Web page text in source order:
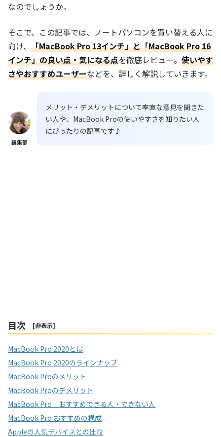
なのでしょうか。
そこで、この記事では、ノートパソコンを買い替える人に
向け、 「MacBook Pro 13インチ」と「MacBook Pro 16
インチ」の良い点・気になる点を徹底レビュー。 使いやす
さやおすすめユーザーなどを、詳しく解説していきます。
編集部
メリット・デメリットについて率直な意見を聞きた
い人や、MacBook Proの使いやすさを知りたい人
にぴったりの記事です♪
目次 [非表示]
MacBook Pro 2020とは
MacBook Pro 2020のラインナップ
MacBook Proのメリット
MacBook Proのデメリット
MacBook Pro おすすめできる人・できない人
MacBook Pro おすすめの構成
Appleの人気デバイスとの比較